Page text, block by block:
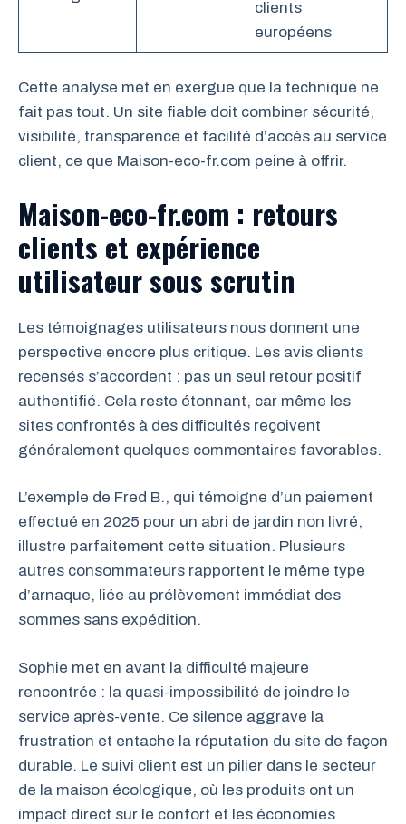
clients
européens
Cette analyse met en exergue que la technique ne
fait pas tout. Un site fiable doit combiner sécurité,
visibilité, transparence et facilité d’accès au service
client, ce que Maison-eco-fr.com peine à offrir.
Maison-eco-fr.com : retours
clients et expérience
utilisateur sous scrutin
Les témoignages utilisateurs nous donnent une
perspective encore plus critique. Les avis clients
recensés s’accordent : pas un seul retour positif
authentifié. Cela reste étonnant, car même les
sites confrontés à des difficultés reçoivent
généralement quelques commentaires favorables.
L’exemple de Fred B., qui témoigne d’un paiement
effectué en 2025 pour un abri de jardin non livré,
illustre parfaitement cette situation. Plusieurs
autres consommateurs rapportent le même type
d’arnaque, liée au prélèvement immédiat des
sommes sans expédition.
Sophie met en avant la difficulté majeure
rencontrée : la quasi-impossibilité de joindre le
service après-vente. Ce silence aggrave la
frustration et entache la réputation du site de façon
durable. Le suivi client est un pilier dans le secteur
de la maison écologique, où les produits ont un
impact direct sur le confort et les économies